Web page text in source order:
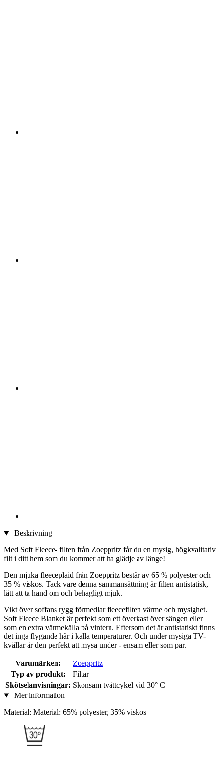
Beskrivning
Med Soft Fleece- filten från Zoeppritz får du en mysig, högkvalitativ
filt i ditt hem som du kommer att ha glädje av länge!
Den mjuka fleeceplaid från Zoeppritz består av 65 % polyester och
35 % viskos. Tack vare denna sammansättning är filten antistatisk,
lätt att ta hand om och behagligt mjuk.
Vikt över soffans rygg förmedlar fleecefilten värme och mysighet.
Soft Fleece Blanket är perfekt som ett överkast över sängen eller
som en extra värmekälla på vintern. Eftersom det är antistatiskt finns
det inga flygande hår i kalla temperaturer. Och under mysiga TV-
kvällar är den perfekt att mysa under - ensam eller som par.
Varumärken:
Zoeppritz
Typ av produkt:
Filtar
Skötselanvisningar: Skonsam tvättcykel vid 30° C
Mer information
Material: Material: 65% polyester, 35% viskos